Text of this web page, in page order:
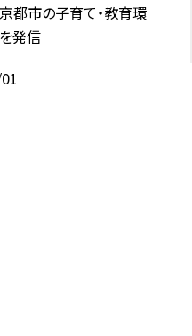
都市の子育て・教育環
発信